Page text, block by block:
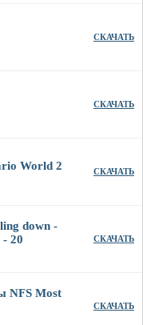
СКАЧАТЬ
СКАЧАТЬ
World 2 СКАЧАТЬ
down -
- 20
СКАЧАТЬ
NFS Most
СКАЧАТЬ